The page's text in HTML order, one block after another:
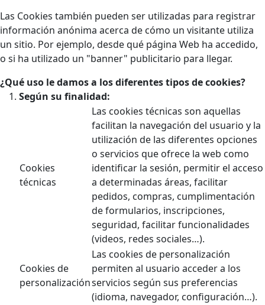
Las Cookies también pueden ser utilizadas para registrar
información anónima acerca de cómo un visitante utiliza
un sitio. Por ejemplo, desde qué página Web ha accedido,
o si ha utilizado un "banner" publicitario para llegar.
¿Qué uso le damos a los diferentes tipos de cookies?
Según su finalidad:
Cookies
técnicas
Las cookies técnicas son aquellas
facilitan la navegación del usuario y la
utilización de las diferentes opciones
o servicios que ofrece la web como
identificar la sesión, permitir el acceso
a determinadas áreas, facilitar
pedidos, compras, cumplimentación
de formularios, inscripciones,
seguridad, facilitar funcionalidades
(videos, redes sociales…).
Cookies de
personalización
Las cookies de personalización
permiten al usuario acceder a los
servicios según sus preferencias
(idioma, navegador, configuración…).